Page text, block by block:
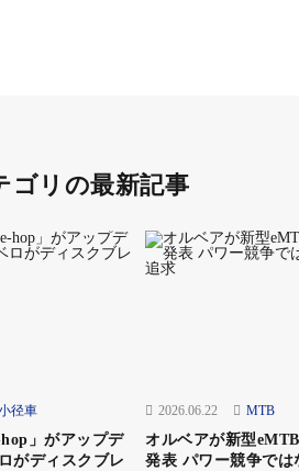
ゴリの最新記事
径車
」がアップデ
がディスクブレ
2026.06.22 MTB
オルベアが新型
発表 パワー競争では